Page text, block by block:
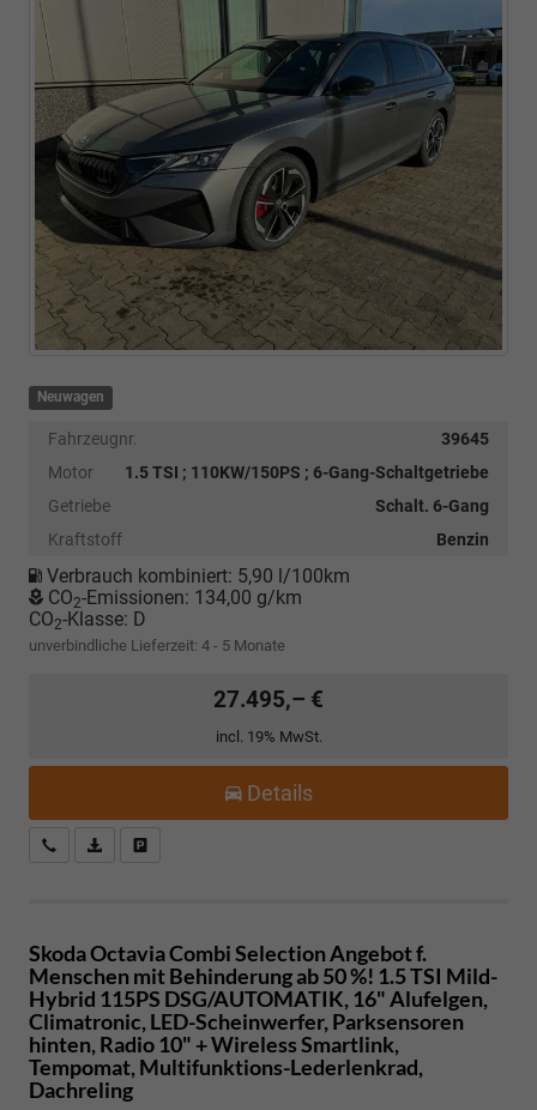
Neuwagen
Fahrzeugnr.
39645
Motor
1.5 TSI ; 110KW/150PS ; 6-Gang-Schaltgetriebe
Getriebe
Schalt. 6-Gang
Kraftstoff
Benzin
Verbrauch kombiniert: 5,90 l/100km
CO2-Emissionen: 134,00 g/km
CO2-Klasse: D
unverbindliche Lieferzeit: 4 - 5 Monate
27.495,– €
incl. 19% MwSt.
Details
Kostenloser Rückruf-Service
PDF-Datei, Fahrzeugexposé drucken
Skoda Octavia CombiSelection Angebot f.
Menschen mit Behinderung ab 50 %! 1.5 TSI Mild-
Hybrid 115PS DSG/AUTOMATIK, 16" Alufelgen,
Climatronic, LED-Scheinwerfer, Parksensoren
hinten, Radio 10" + Wireless Smartlink,
Tempomat, Multifunktions-Lederlenkrad,
Dachreling